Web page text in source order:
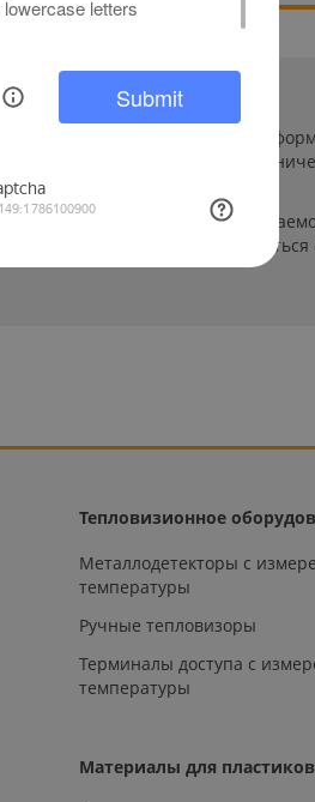
носят исключительно
цены, комплектации и
изменить параметры
товаров необходимо
Тепловизионное
Металлодетекторы с
температуры
Ручные тепловизоры
Терминалы доступа с
температуры
Материалы для